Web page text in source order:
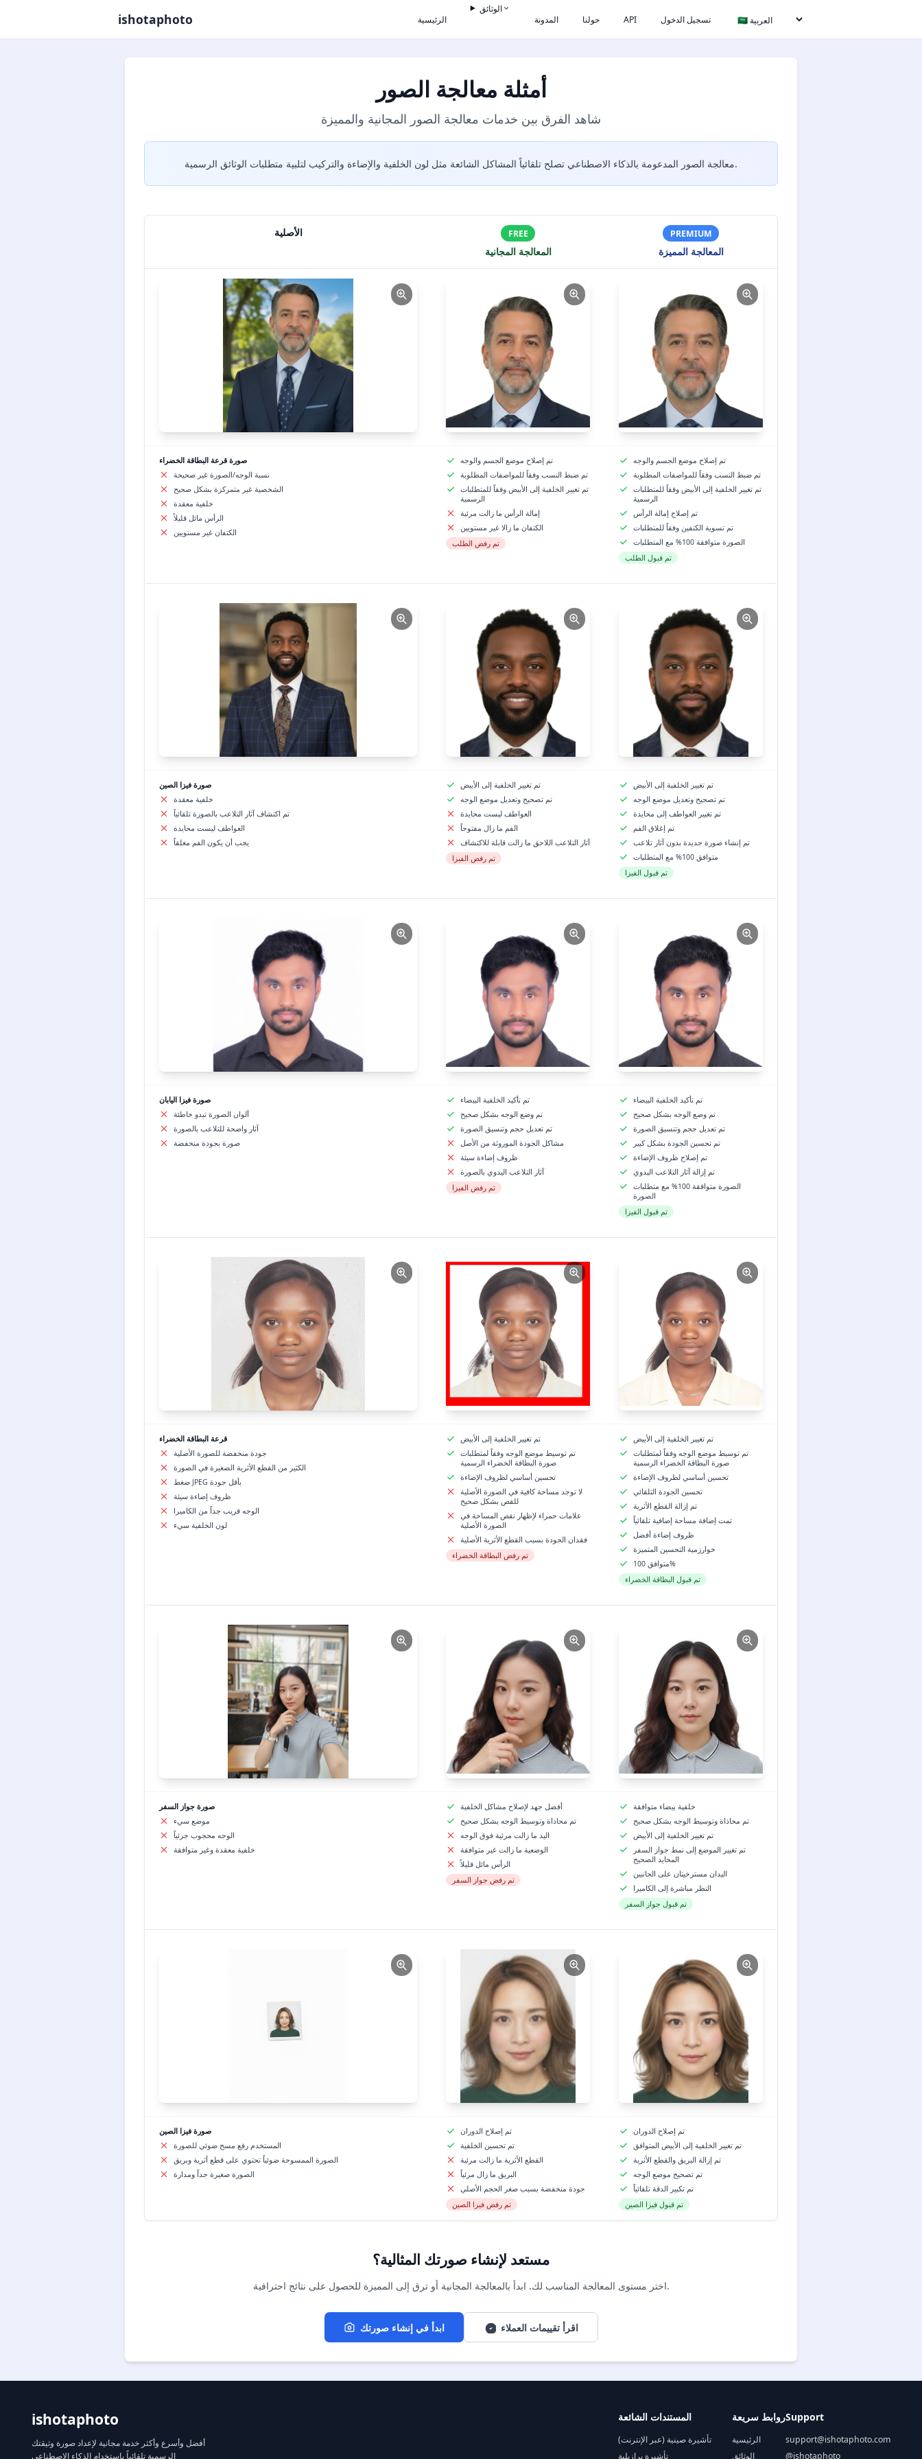
ishotaphoto الرئيسية
الوثائق
المدونة
حولنا API تسجيل الدخول
أمثلة معالجة الصور
شاهد الفرق بين خدمات معالجة الصور المجانية والمميزة
معالجة الصور المدعومة بالذكاء الاصطناعي تصلح تلقائياً المشاكل الشائعة مثل لون الخلفية والإضاءة والتركيب لتلبية متطلبات الوثائق الرسمية.
الأصلية FREE
المعالجة المجانية
PREMIUM
المعالجة المميزة
صورة قرعة البطاقة الخضراء
نسبة الوجه/الصورة غير صحيحة
الشخصية غير متمركزة بشكل صحيح
خلفية معقدة
الرأس مائل قليلاً
الكتفان غير مستويين
تم إصلاح موضع الجسم والوجه
تم ضبط النسب وفقاً للمواصفات المطلوبة
تم تغيير الخلفية إلى الأبيض وفقاً للمتطلبات
الرسمية
إمالة الرأس ما زالت مرئية
الكتفان ما زالا غير مستويين
تم رفض الطلب
تم إصلاح موضع الجسم والوجه
تم ضبط النسب وفقاً للمواصفات المطلوبة
تم تغيير الخلفية إلى الأبيض وفقاً للمتطلبات
الرسمية
تم إصلاح إمالة الرأس
تم تسوية الكتفين وفقاً للمتطلبات
الصورة متوافقة 100% مع المتطلبات
تم قبول الطلب
صورة فيزا الصين
خلفية معقدة
تم اكتشاف آثار التلاعب بالصورة تلقائياً
العواطف ليست محايدة
يجب أن يكون الفم مغلقاً
تم تغيير الخلفية إلى الأبيض
تم تصحيح وتعديل موضع الوجه
العواطف ليست محايدة
الفم ما زال مفتوحاً
آثار التلاعب اللاحق ما زالت قابلة للاكتشاف
تم رفض الفيزا
تم تغيير الخلفية إلى الأبيض
تم تصحيح وتعديل موضع الوجه
تم تغيير العواطف إلى محايدة
تم إغلاق الفم
تم إنشاء صورة جديدة بدون آثار تلاعب
متوافق 100% مع المتطلبات
تم قبول الفيزا
صورة فيزا اليابان
ألوان الصورة تبدو خاطئة
آثار واضحة للتلاعب بالصورة
صورة بجودة منخفضة
تم تأكيد الخلفية البيضاء
تم وضع الوجه بشكل صحيح
تم تعديل حجم وتنسيق الصورة
مشاكل الجودة الموروثة من الأصل
ظروف إضاءة سيئة
آثار التلاعب اليدوي بالصورة
تم رفض الفيزا
تم تأكيد الخلفية البيضاء
تم وضع الوجه بشكل صحيح
تم تعديل حجم وتنسيق الصورة
تم تحسين الجودة بشكل كبير
تم إصلاح ظروف الإضاءة
تم إزالة آثار التلاعب اليدوي
الصورة متوافقة 100% مع متطلبات
الصورة
تم قبول الفيزا
قرعة البطاقة الخضراء
جودة منخفضة للصورة الأصلية
الكثير من القطع الأثرية الصغيرة في الصورة
ضغط JPEG بأقل جودة
ظروف إضاءة سيئة
الوجه قريب جداً من الكاميرا
لون الخلفية سيء
تم تغيير الخلفية إلى الأبيض
تم توسيط موضع الوجه وفقاً لمتطلبات
صورة البطاقة الخضراء الرسمية
تحسين أساسي لظروف الإضاءة
لا توجد مساحة كافية في الصورة الأصلية
للقص بشكل صحيح
علامات حمراء لإظهار نقص المساحة في
الصورة الأصلية
فقدان الجودة بسبب القطع الأثرية الأصلية
تم رفض البطاقة الخضراء
تم تغيير الخلفية إلى الأبيض
تم توسيط موضع الوجه وفقاً لمتطلبات
صورة البطاقة الخضراء الرسمية
تحسين أساسي لظروف الإضاءة
تحسين الجودة التلقائي
تم إزالة القطع الأثرية
تمت إضافة مساحة إضافية تلقائياً
ظروف إضاءة أفضل
خوارزمية التحسين المتميزة
متوافق 100%
تم قبول البطاقة الخضراء
صورة جواز السفر
موضع سيء
الوجه محجوب جزئياً
خلفية معقدة وغير متوافقة
أفضل جهد لإصلاح مشاكل الخلفية
تم محاذاة وتوسيط الوجه بشكل صحيح
اليد ما زالت مرئية فوق الوجه
الوضعية ما زالت غير متوافقة
الرأس مائل قليلاً
تم رفض جواز السفر
خلفية بيضاء متوافقة
تم محاذاة وتوسيط الوجه بشكل صحيح
تم تغيير الخلفية إلى الأبيض
تم تغيير الموضع إلى نمط جواز السفر
المحايد الصحيح
اليدان مسترخيتان على الجانبين
النظر مباشرة إلى الكاميرا
تم قبول جواز السفر
صورة فيزا الصين
المستخدم رفع مسح ضوئي للصورة
الصورة الممسوحة ضوئياً تحتوي على قطع أثرية وبريق
الصورة صغيرة جداً ومدارة
تم إصلاح الدوران
تم تحسين الخلفية
القطع الأثرية ما زالت مرئية
البريق ما زال مرئياً
جودة منخفضة بسبب صغر الحجم الأصلي
تم رفض فيزا الصين
تم إصلاح الدوران
تم تغيير الخلفية إلى الأبيض المتوافق
تم إزالة البريق والقطع الأثرية
تم تصحيح موضع الوجه
تم تكبير الدقة تلقائياً
تم قبول فيزا الصين
مستعد لإنشاء صورتك المثالية؟
اختر مستوى المعالجة المناسب لك. ابدأ بالمعالجة المجانية أو ترق إلى المميزة للحصول على نتائج احترافية.
ابدأ في إنشاء صورتك اقرأ تقييمات العملاء
ishotaphoto
أفضل وأسرع وأكثر خدمة مجانية لإعداد صورة وثيقتك
الرسمية تلقائياً باستخدام الذكاء الاصطناعي
المستندات الشائعة
تأشيرة صينية (عبر الإنترنت)
تأشيرة برازيلية
روابط سريعة
الرئيسية
الوثائق
Support
support@ishotaphoto.com
@ishotaphoto